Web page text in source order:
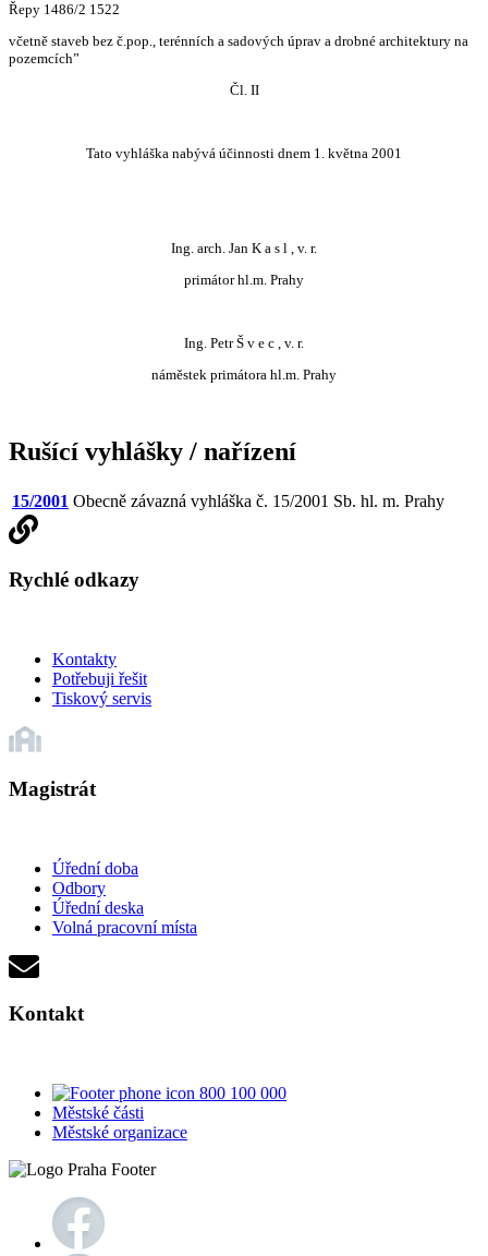
Řepy 1486/2 1522
včetně staveb bez č.pop., terénních a sadových úprav a drobné architektury na
pozemcích”
Čl. II
Tato vyhláška nabývá účinnosti dnem 1. května 2001
Ing. arch. Jan K a s l , v. r.
primátor hl.m. Prahy
Ing. Petr Š v e c , v. r.
náměstek primátora hl.m. Prahy
Rušící vyhlášky / nařízení
15/2001 Obecně závazná vyhláška č. 15/2001 Sb. hl. m. Prahy
Rychlé odkazy
Kontakty
Potřebuji řešit
Tiskový servis
Magistrát
Úřední doba
Odbory
Úřední deska
Volná pracovní místa
Kontakt
800 100 000
Městské části
Městské organizace